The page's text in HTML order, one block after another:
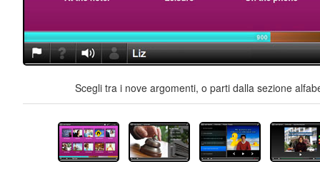
Scegli tra i nove argomenti, o parti dalla sezione